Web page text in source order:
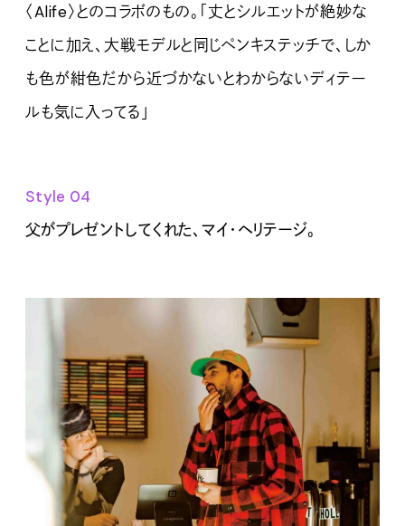
〈Alife〉とのコラボのもの。「丈とシルエットが絶妙な
ことに加え、大戦モデルと同じペンキステッチで、しか
も色が紺色だから近づかないとわからないディテー
ルも気に入ってる」
Style 04
父がプレゼントしてくれた、マイ・ヘリテージ。